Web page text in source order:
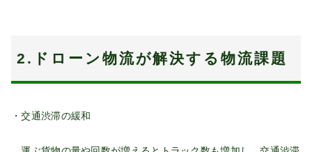
2.ドローン物流が解決する物流課題
・交通渋滞の緩和